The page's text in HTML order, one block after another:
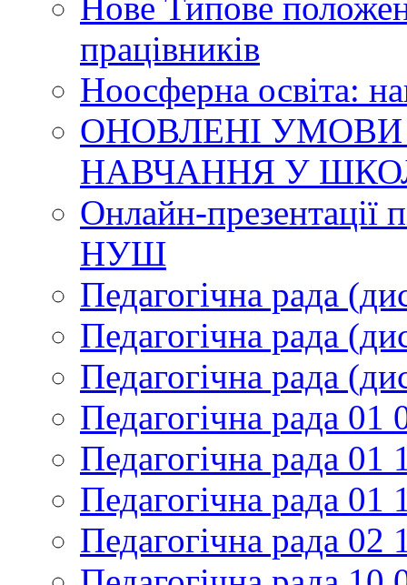
працівників
Ноосферна освіта:
ОНОВЛЕНІ
НАВЧАННЯ У
Онлайн-презентації
НУШ
Педагогічна рада
Педагогічна рада
Педагогічна рада
Педагогічна рада 01
Педагогічна рада 01
Педагогічна рада 01
Педагогічна рада 02